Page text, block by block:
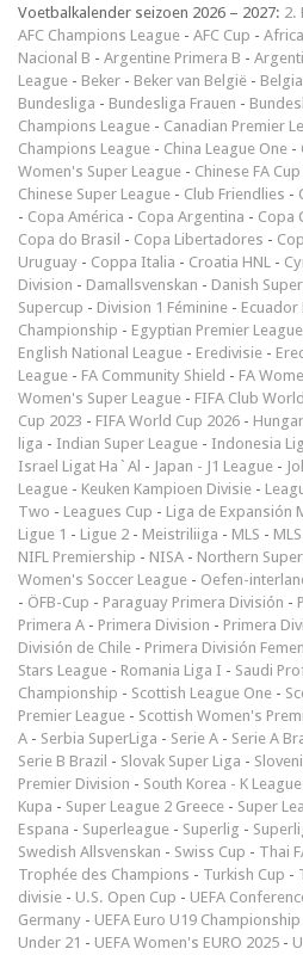
Voetbalkalender seizoen 2026 – 2027: 2.
AFC Champions League - AFC Cup -
Nacional B - Argentine Primera B -
League - Beker - Beker van België -
Bundesliga - Bundesliga Frauen -
Champions League - Canadian Premier
Champions League - China League One -
Women's Super League - Chinese FA Cup
Chinese Super League - Club Friendlies -
- Copa América - Copa Argentina - Copa
Copa do Brasil - Copa Libertadores -
Uruguay - Coppa Italia - Croatia HNL -
Division - Damallsvenskan - Danish
Supercup - Division 1 Féminine - Ecuador
Championship - Egyptian Premier League
English National League - Eredivisie -
League - FA Community Shield - FA
Women's Super League - FIFA Club
Cup 2023 - FIFA World Cup 2026 -
liga - Indian Super League - Indonesia
Israel Ligat Ha`Al - Japan - J1 League -
League - Keuken Kampioen Divisie -
Two - Leagues Cup - Liga de Expansión
Ligue 1 - Ligue 2 - Meistriliiga - MLS -
NIFL Premiership - NISA - Northern
Women's Soccer League - Oefen-
- ÖFB-Cup - Paraguay Primera División -
Primera A - Primera Division - Primera
División de Chile - Primera División
Stars League - Romania Liga I - Saudi
Championship - Scottish League One -
Premier League - Scottish Women's
A - Serbia SuperLiga - Serie A - Serie A
Serie B Brazil - Slovak Super Liga -
Premier Division - South Korea - K League
Kupa - Super League 2 Greece - Super
Espana - Superleague - Superlig -
Swedish Allsvenskan - Swiss Cup - Thai
Trophée des Champions - Turkish Cup -
divisie - U.S. Open Cup - UEFA
Germany - UEFA Euro U19 Championship
Under 21 - UEFA Women's EURO 2025 -